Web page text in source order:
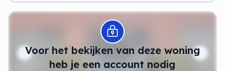
Voor het bekijken van deze woning
heb je een account nodig
Modal openen